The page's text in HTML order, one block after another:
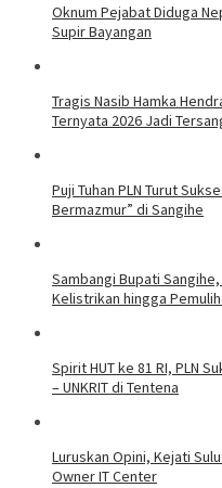
Oknum Pejabat Diduga
Supir Bayangan
Tragis Nasib Hamka
Ternyata 2026 Jadi
Puji Tuhan PLN Turut
Bermazmur” di Sangihe
Sambangi Bupati
Kelistrikan hingga
Spirit HUT ke 81 RI, PLN
– UNKRIT di Tentena
Luruskan Opini, Kejati
Owner IT Center